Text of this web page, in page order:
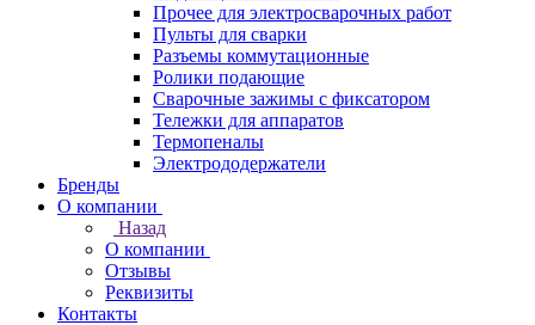
Прочее для электросварочных работ
Пульты для сварки
Разъемы коммутационные
Ролики подающие
Сварочные зажимы с фиксатором
Тележки для аппаратов
Термопеналы
Электрододержатели
Бренды
О компании
Назад
О компании
Отзывы
Реквизиты
Контакты